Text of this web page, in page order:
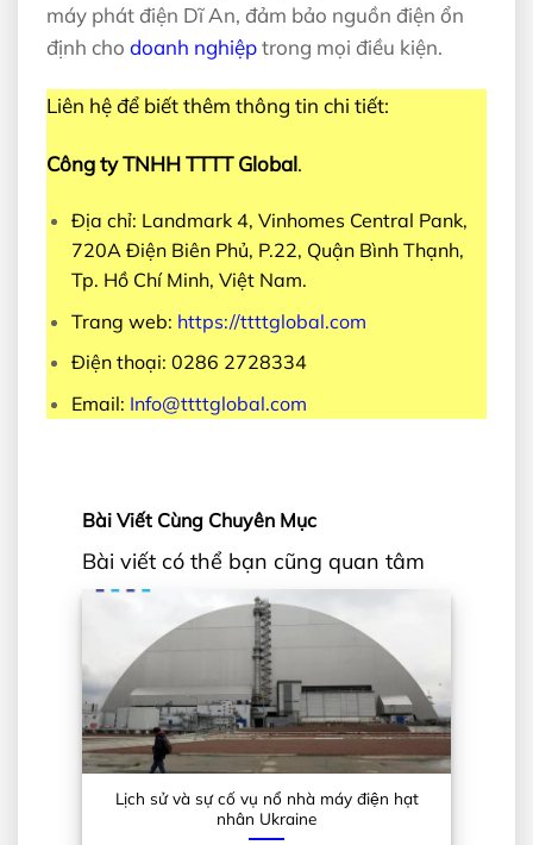
máy phát điện Dĩ An, đảm bảo nguồn điện ổn
định cho doanh nghiệptrong mọi điều kiện.
Liên hệ để biết thêm thông tin chi tiết:
Công ty TNHH TTTT Global.
Địa chỉ: Landmark 4, Vinhomes Central Pank,
720A Điện Biên Phủ, P.22, Quận Bình Thạnh,
Tp. Hồ Chí Minh, Việt Nam.
Trang web: https://ttttglobal.com
Điện thoại: 0286 2728334
Email: Info@ttttglobal.com
Bài Viết Cùng Chuyên Mục
Bài viết có thể bạn cũng quan tâm
Lịch sử và sự cố vụ nổ nhà máy điện hạt
nhân Ukraine